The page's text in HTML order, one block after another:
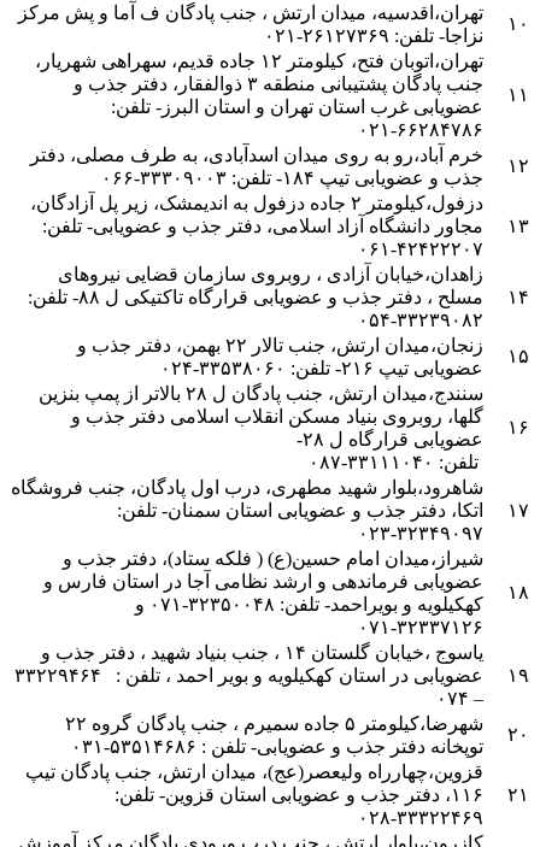
۱۰
تهران،اقدسیه، میدان ارتش ، جنب پادگان ف آما و پش مرکز
نزاجا- تلفن: ۲۶۱۲۷۳۶۹-۰۲۱
۱۱
تهران
،اتوبان فتح، کیلومتر ۱۲ جاده قدیم، سه‏راهی شهریار،
جنب پادگان پشتیبانی منطقه ۳ ذوالفقار، دفتر جذب و
عضویابی غرب استان تهران و استان البرز- تلفن:
۶۶۲۸۴۷۸۶-۰۲۱
۱۲
خرم آباد،رو به روی میدان اسدآبادی، به طرف مصلی، دفتر
جذب و عضویابی تیپ ۱۸۴- تلفن: ۳۳۳۰۹۰۰۳-۰۶۶
۱۳
دزفول
،کیلومتر ۲ جاده دزفول به اندیمشک، زیر پل آزادگان،
مجاور دانشگاه آزاد اسلامی، دفتر جذب و عضویابی- تلفن:
۴۲۴۲۲۲۰۷-۰۶۱
۱۴
زاهدان،خیابان آزادی ، روبروی سازمان قضایی نیروهای
مسلح ، دفتر جذب و عضویابی قرارگاه تاکتیکی ل ۸۸- تلفن:
۳۳۲۳۹۰۸۲-۰۵۴
۱۵
زنجان
،میدان ارتش، جنب تالار ۲۲ بهمن، دفتر جذب و
عضویابی تیپ ۲۱۶- تلفن: ۳۳۵۳۸۰۶۰-۰۲۴
۱۶
سنندج
،میدان ارتش، جنب پادگان ل ۲۸ بالاتر از پمپ بنزین
گلها، روبروی بنیاد مسکن انقلاب اسلامی دفتر جذب و
عضویابی قرارگاه ل ۲۸-
تلفن: ۳۳۱۱۱۰۴۰-۰۸۷
۱۷
شاهرود،بلوار شهید مطهری، درب اول پادگان، جنب فروشگاه
اتکا، دفتر جذب و عضویابی استان سمنان- تلفن:
۳۲۳۴۹۰۹۷-۰۲۳
۱۸
شیراز ،میدان امام حسین(ع) ( فلکه ستاد)، دفتر جذب و
عضویابی فرماندهی و ارشد نظامی آجا در استان فارس و
کهکیلویه و بویراحمد- تلفن: ۳۲۳۵۰۰۴۸-۰۷۱ و
۳۲۳۳۷۱۲۶-۰۷۱
۱۹
یاسوج
،خیابان گلستان ۱۴ ، جنب بنیاد شهید ، دفتر جذب و
عضویابی در استان کهکیلویه و بویر احمد ، تلفن : ۳۳۲۲۹۴۶۴
– ۰۷۴
۲۰
شهرضا
،کیلومتر ۵ جاده سمیرم ، جنب پادگان گروه ۲۲
توپخانه دفتر جذب و عضویابی- تلفن : ۵۳۵۱۴۶۸۶-۰۳۱
۲۱
قزوین،چهارراه ولیعصر(عج)، میدان ارتش، جنب پادگان تیپ
۱۱۶، دفتر جذب و عضویابی استان قزوین- تلفن:
۳۳۳۲۲۴۶۹-۰۲۸
کازرون،بلوار ارتش ، جنب درب ورودی پادگان مرکز آموزش